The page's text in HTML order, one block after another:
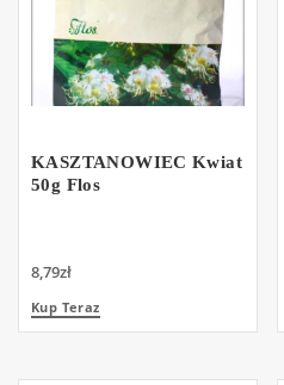
KASZTANOWIEC Kwiat
50g Flos
8,79zł
Kup Teraz